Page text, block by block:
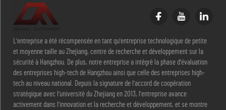
L'entreprise a été récompensée en tant qu'entreprise technologique de petite
et moyenne taille au Zhejiang, centre de recherche et développement sur la
sécurité à Hangzhou. De plus, notre entreprise a intégré la phase d'évaluation
des entreprises high-tech de Hangzhou ainsi que celle des entreprises high-
tech au niveau national. Depuis la signature de l'accord de coopération
stratégique avec l'université du Zhejiang en 2013, l'entreprise avance
activement dans l'innovation et la recherche et développement, et se montre